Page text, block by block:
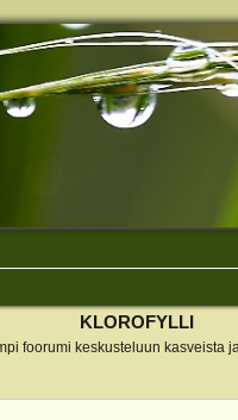
KLOROFYLLI
foorumi keskusteluun kasveista